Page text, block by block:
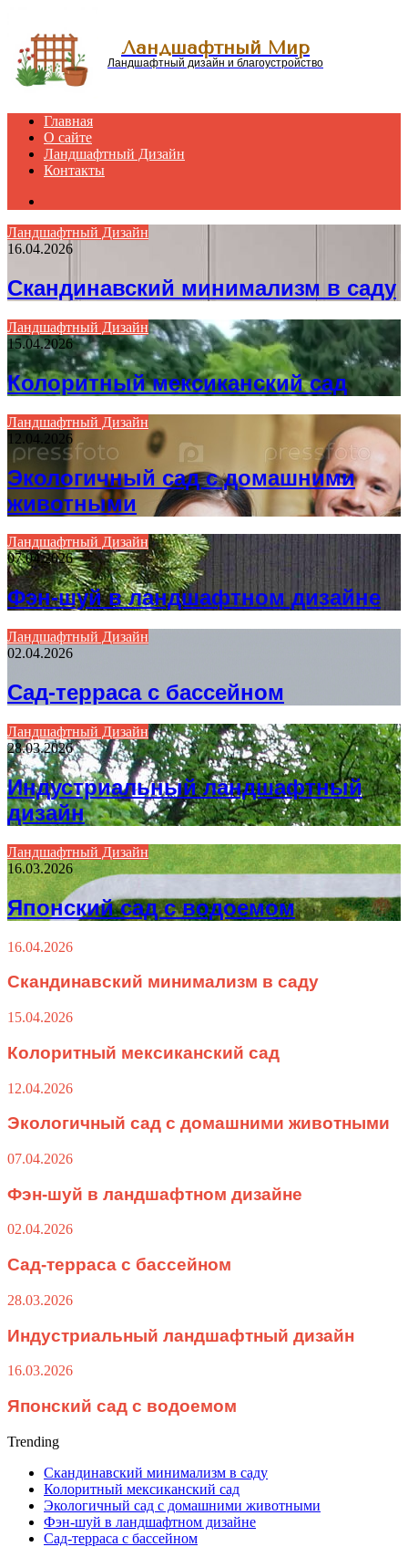
Ландшафтный Мир
Ландшафтный дизайн и благоустройство
Главная
О сайте
Ландшафтный Дизайн
Контакты
Ландшафтный Дизайн
16.04.2026
Скандинавский минимализм в саду
Ландшафтный Дизайн
15.04.2026
Колоритный мексиканский сад
Ландшафтный Дизайн
12.04.2026
Экологичный сад с домашними
животными
Ландшафтный Дизайн
07.04.2026
Фэн-шуй в ландшафтном дизайне
Ландшафтный Дизайн
02.04.2026
Сад-терраса с бассейном
Ландшафтный Дизайн
28.03.2026
Индустриальный ландшафтный
дизайн
Ландшафтный Дизайн
16.03.2026
Японский сад с водоемом
16.04.2026
Скандинавский минимализм в саду
15.04.2026
Колоритный мексиканский сад
12.04.2026
Экологичный сад с домашними животными
07.04.2026
Фэн-шуй в ландшафтном дизайне
02.04.2026
Сад-терраса с бассейном
28.03.2026
Индустриальный ландшафтный дизайн
16.03.2026
Японский сад с водоемом
Trending
Скандинавский минимализм в саду
Колоритный мексиканский сад
Экологичный сад с домашними животными
Фэн-шуй в ландшафтном дизайне
Сад-терраса с бассейном